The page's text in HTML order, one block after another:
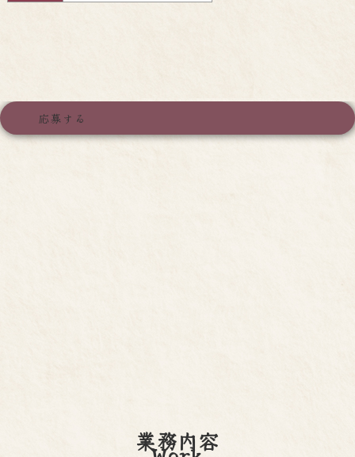
応募する
業務内容